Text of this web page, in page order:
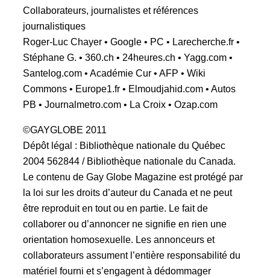
Collaborateurs, journalistes et références
journalistiques
Roger-Luc Chayer • Google • PC • Larecherche.fr •
Stéphane G. • 360.ch • 24heures.ch • Yagg.com •
Santelog.com • Académie Cur • AFP • Wiki
Commons • Europe1.fr • Elmoudjahid.com • Autos
PB • Journalmetro.com • La Croix • Ozap.com
©GAYGLOBE 2011
Dépôt légal : Bibliothèque nationale du Québec
2004 562844 / Bibliothèque nationale du Canada.
Le contenu de Gay Globe Magazine est protégé par
la loi sur les droits d’auteur du Canada et ne peut
être reproduit en tout ou en partie. Le fait de
collaborer ou d’annoncer ne signifie en rien une
orientation homosexuelle. Les annonceurs et
collaborateurs assument l’entière responsabilité du
matériel fourni et s’engagent à dédommager